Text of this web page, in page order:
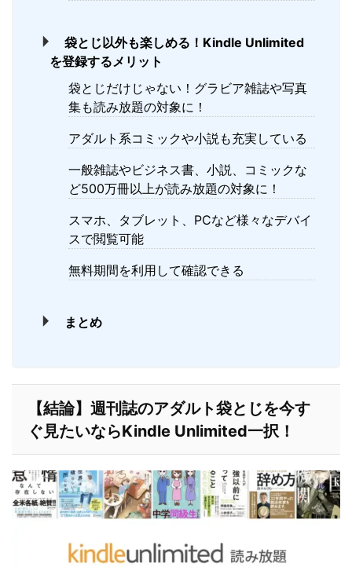
袋とじ以外も楽しめる！Kindle Unlimited
を登録するメリット
袋とじだけじゃない！グラビア雑誌や写真
集も読み放題の対象に！
アダルト系コミックや小説も充実している
一般雑誌やビジネス書、小説、コミックな
ど500万冊以上が読み放題の対象に！
スマホ、タブレット、PCなど様々なデバイ
スで閲覧可能
無料期間を利用して確認できる
まとめ
【結論】週刊誌のアダルト袋とじを今す
ぐ見たいならKindle Unlimited一択！